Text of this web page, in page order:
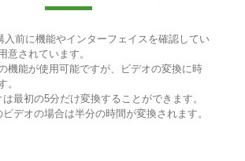
入前に機能やインターフェイスを確認してい
意されています。
機能が使用可能ですが、ビデオの変換に時
。
最初の5分だけ変換することができます。
デオの場合は半分の時間が変換されます。